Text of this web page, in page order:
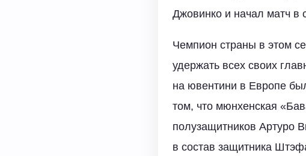
Джовинко и начал матч в
Чемпион страны в этом
удержать всех своих
на ювентини в Европе
том, что мюнхенская
полузащитников Артуро
в состав защитника